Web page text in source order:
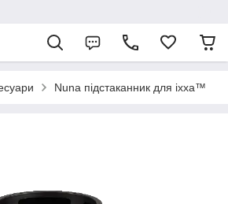
Nuna підстаканник для ixxa™